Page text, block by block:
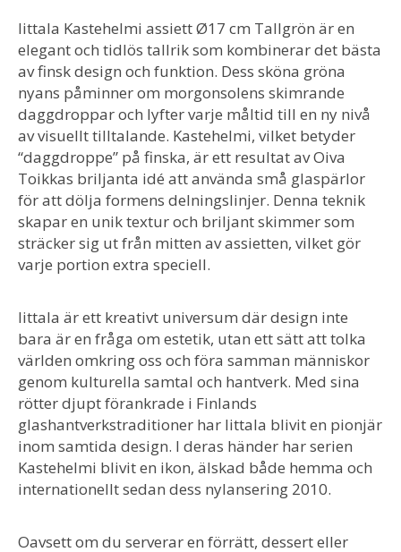
Iittala Kastehelmi assiett Ø17 cm Tallgrön är en
elegant och tidlös tallrik som kombinerar det bästa
av finsk design och funktion. Dess sköna gröna
nyans påminner om morgonsolens skimrande
daggdroppar och lyfter varje måltid till en ny nivå
av visuellt tilltalande. Kastehelmi, vilket betyder
“daggdroppe” på finska, är ett resultat av Oiva
Toikkas briljanta idé att använda små glaspärlor
för att dölja formens delningslinjer. Denna teknik
skapar en unik textur och briljant skimmer som
sträcker sig ut från mitten av assietten, vilket gör
varje portion extra speciell.
Iittala är ett kreativt universum där design inte
bara är en fråga om estetik, utan ett sätt att tolka
världen omkring oss och föra samman människor
genom kulturella samtal och hantverk. Med sina
rötter djupt förankrade i Finlands
glashantverkstraditioner har Iittala blivit en pionjär
inom samtida design. I deras händer har serien
Kastehelmi blivit en ikon, älskad både hemma och
internationellt sedan dess nylansering 2010.
Oavsett om du serverar en förrätt, dessert eller